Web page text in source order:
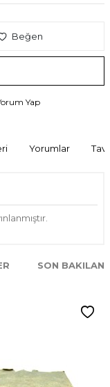
Beğen
Yap
Yorumlar
SON